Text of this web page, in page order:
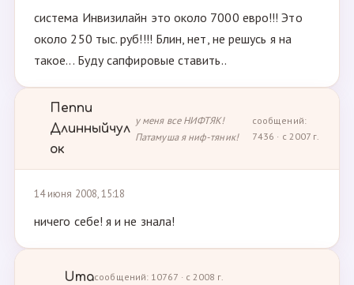
система Инвизилайн это около 7000 евро!!! Это
около 250 тыс. руб!!!! Блин, нет, не решусь я на
такое... Буду сапфировые ставить..
Пеппи
Длинныйчул
ок
у меня все НИФТЯК!
Патамуша я ниф-тяник!
сообщений:
7436 · с 2007 г.
14 июня 2008, 15:18
ничего себе! я и не знала!
Umaсообщений: 10767 · с 2008 г.